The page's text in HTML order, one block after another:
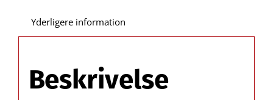
Udvendig
mål
Yderligere information
Beskrivelse